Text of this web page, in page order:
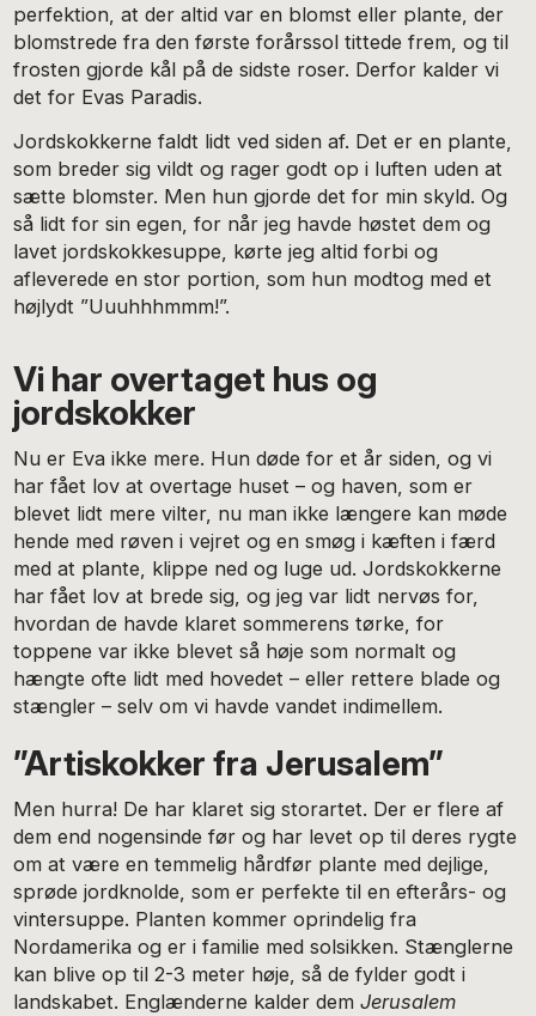
perfektion, at der altid var en blomst eller plante, der
blomstrede fra den første forårssol tittede frem, og til
frosten gjorde kål på de sidste roser. Derfor kalder vi
det for Evas Paradis.
Jordskokkerne faldt lidt ved siden af. Det er en plante,
som breder sig vildt og rager godt op i luften uden at
sætte blomster. Men hun gjorde det for min skyld. Og
så lidt for sin egen, for når jeg havde høstet dem og
lavet jordskokkesuppe, kørte jeg altid forbi og
afleverede en stor portion, som hun modtog med et
højlydt ”Uuuhhhmmm!”.
Vi har overtaget hus og
jordskokker
Nu er Eva ikke mere. Hun døde for et år siden, og vi
har fået lov at overtage huset – og haven, som er
blevet lidt mere vilter, nu man ikke længere kan møde
hende med røven i vejret og en smøg i kæften i færd
med at plante, klippe ned og luge ud. Jordskokkerne
har fået lov at brede sig, og jeg var lidt nervøs for,
hvordan de havde klaret sommerens tørke, for
toppene var ikke blevet så høje som normalt og
hængte ofte lidt med hovedet – eller rettere blade og
stængler – selv om vi havde vandet indimellem.
”Artiskokker fra Jerusalem”
Men hurra! De har klaret sig storartet. Der er flere af
dem end nogensinde før og har levet op til deres rygte
om at være en temmelig hårdfør plante med dejlige,
sprøde jordknolde, som er perfekte til en efterårs- og
vintersuppe. Planten kommer oprindelig fra
Nordamerika og er i familie med solsikken. Stænglerne
kan blive op til 2-3 meter høje, så de fylder godt i
landskabet. Englænderne kalder demJerusalem